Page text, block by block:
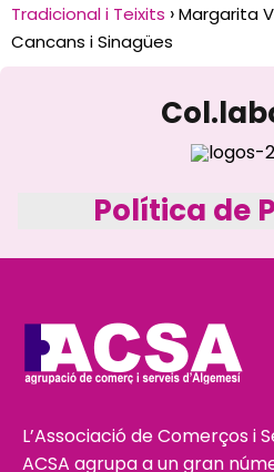
Tradicional i Teixits
Margarita
Cancans i Sinagües
Política de
L’Associació de Comerços i
ACSA agrupa a un gran